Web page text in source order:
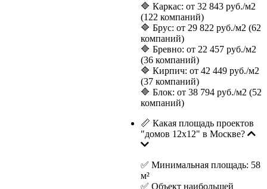
🔷 Каркас: от 32 843 руб./м2
(122 компаний)
🔷 Брус: от 29 822 руб./м2 (62
компаний)
🔷 Бревно: от 22 457 руб./м2
(36 компаний)
🔷 Кирпич: от 42 449 руб./м2
(37 компаний)
🔷 Блок: от 38 794 руб./м2 (52
компаний)
📏 Какая площадь проектов
"домов 12х12" в Москве?
✅ Минимальная площадь: 58
м²
✅ Объект наибольшей